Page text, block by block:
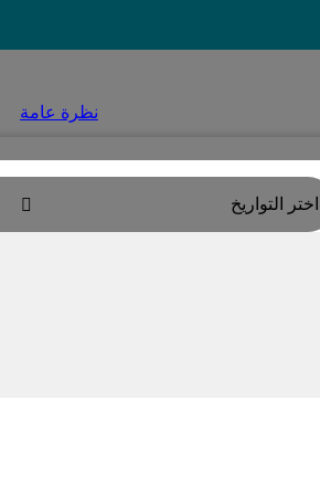
نظرة عامة
اختر التواريخ 